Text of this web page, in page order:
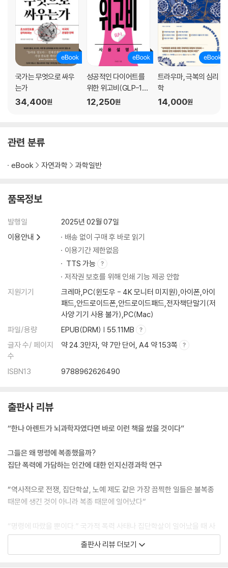
뇌는 공감을 느끼도록 설정되어 있다 191
공격성 증가, 공감 저하, 공감 조절 203
‘우리’ 대 ‘그들’ - 비인간화와 집단 잔혹행위로 가는 길 214
인간 행동에 미치는 비인간화의 영향 223
명령 복종은 죄책감과 관련된 신경 기반에 영향을 미친다 229
결론 234
5장 명령을 내릴 때 명령자의 뇌 속에서는 236
지도자들이 자신의 명령 아래 행해진 잔혹행위를 책임지는 경우는 얼마나
될까? 245
지도자의 도덕적 의사 결정 251
외상 후 스트레스 장애의 이해 271
스트레스가 많은 사건은 뇌를 변화시킨다 275
전투원들의 말하지 않은 고통 280
전쟁의 도덕적 결과 283
전쟁 트라우마 피해자의 PTSD 288
회복력의 개념 294
트라우마의 후유증이 세대를 거쳐 전해질 수 있을까? 298
전쟁, 트라우마, 갈등, 전쟁, 트라우마, 갈등: 끝없는 순환 303
7장 결론: 어떻게 평범한 사람들이 부도덕함에 맞서 싸우는 것일까? 306
역사 속에서 구조자 알아보기 313
실험실 환경에서 사람들을 불복종하게 만드는 방법 329
결론 340
에필로그: 희망의 지평선 342
감사의 글 346
참고문헌 350
찾아보기 376
국가는 무엇으로 싸우
는가
34,400원
성공적인 다이어트를
위한 위고비(GLP-1)
사용설명서
12,250원
트라우마, 극복의 심리
학
14,000원
관련 분류
eBook 자연과학 과학일반
품목정보
발행일
2025년 02월 07일
이용안내
배송 없이 구매 후 바로 읽기
이용기간 제한없음
TTS 가능
저작권 보호를 위해 인쇄 기능 제공 안함
지원기기
크레마,PC(윈도우 - 4K 모니터 미지원),아이폰,아이
패드,안드로이드폰,안드로이드패드,전자책단말기(저
사양 기기 사용 불가),PC(Mac)
파일/용량
EPUB(DRM) | 55.11MB
글자 수/ 페이지
수
약 24.3만자, 약 7만 단어, A4 약 153쪽
ISBN13 9788962626490
출판사 리뷰
“한나 아렌트가 뇌과학자였다면 바로 이런 책을 썼을 것이다”
그들은 왜 명령에 복종했을까?
집단 폭력에 가담하는 인간에 대한 인지신경과학 연구
“역사적으로 전쟁, 집단학살, 노예 제도 같은 가장 끔찍한 일들은 불복종
때문에 생긴 것이 아니라 복종 때문에 일어났다”
“명령에 따랐을 뿐이다.” 국가적 폭력 사태나 집단학살이 일어났을 때 사
건의 책임자들을 포함해 모든 가담자에게서 들을 수 있는 책임 회피성 진
술이다. 제2차 세계대전 전범의 책임을 물었던 1차 뉘른베르크 국제군사재
출판사 리뷰 더보기